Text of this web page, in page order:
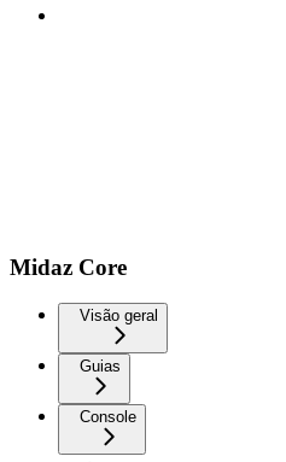
Midaz Core
Visão geral
Guias
Console